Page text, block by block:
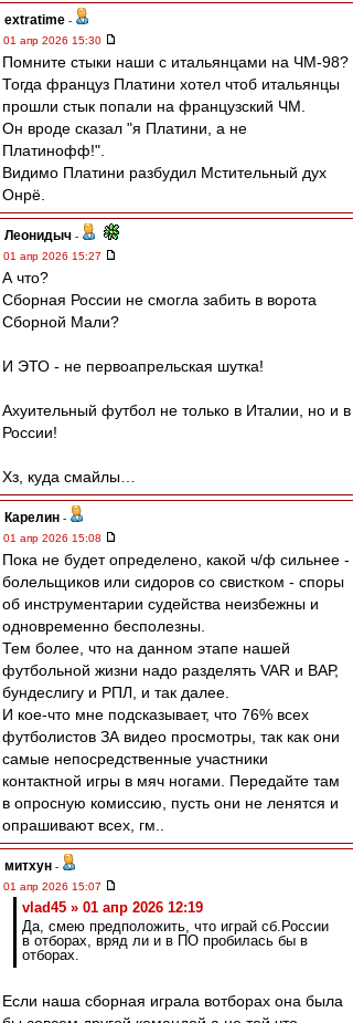
extratime -
01 апр 2026 15:30
Помните стыки наши с итальянцами на ЧМ-98?
Тогда француз Платини хотел чтоб итальянцы
прошли стык попали на французский ЧМ.
Он вроде сказал "я Платини, а не
Платинофф!".
Видимо Платини разбудил Мстительный дух
Онрё.
Леонидыч -
01 апр 2026 15:27
А что?
Сборная России не смогла забить в ворота
Сборной Мали?
И ЭТО - не первоапрельская шутка!
Ахуительный футбол не только в Италии, но и в
России!
Хз, куда смайлы…
Карелин -
01 апр 2026 15:08
Пока не будет определено, какой ч/ф сильнее -
болельщиков или сидоров со свистком - споры
об инструментарии судейства неизбежны и
одновременно бесполезны.
Тем более, что на данном этапе нашей
футбольной жизни надо разделять VAR и ВАР,
бундеслигу и РПЛ, и так далее.
И кое-что мне подсказывает, что 76% всех
футболистов ЗА видео просмотры, так как они
самые непосредственные участники
контактной игры в мяч ногами. Передайте там
в опросную комиссию, пусть они не ленятся и
опрашивают всех, гм..
митхун -
01 апр 2026 15:07
vlad45 » 01 апр 2026 12:19
Да, смею предположить, что играй сб.России
в отборах, вряд ли и в ПО пробилась бы в
отборах.
Если наша сборная играла вотборах она была